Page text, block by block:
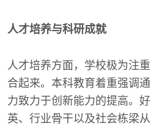
人才培养与科研成就
人才培养方面，学校极为注
合起来。本科教育着重强调
力致力于创新能力的提高。
英、行业骨干以及社会栋梁从